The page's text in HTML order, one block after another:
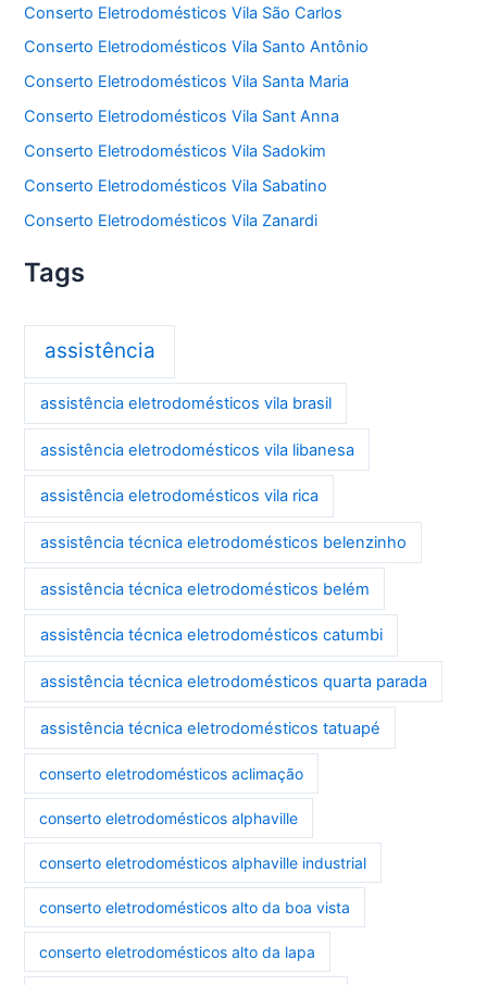
Conserto Eletrodomésticos Vila São Carlos
Conserto Eletrodomésticos Vila Santo Antônio
Conserto Eletrodomésticos Vila Santa Maria
Conserto Eletrodomésticos Vila Sant Anna
Conserto Eletrodomésticos Vila Sadokim
Conserto Eletrodomésticos Vila Sabatino
Conserto Eletrodomésticos Vila Zanardi
Tags
assistência
assistência eletrodomésticos vila brasil
assistência eletrodomésticos vila libanesa
assistência eletrodomésticos vila rica
assistência técnica eletrodomésticos belenzinho
assistência técnica eletrodomésticos belém
assistência técnica eletrodomésticos catumbi
assistência técnica eletrodomésticos quarta parada
assistência técnica eletrodomésticos tatuapé
conserto eletrodomésticos aclimação
conserto eletrodomésticos alphaville
conserto eletrodomésticos alphaville industrial
conserto eletrodomésticos alto da boa vista
conserto eletrodomésticos alto da lapa